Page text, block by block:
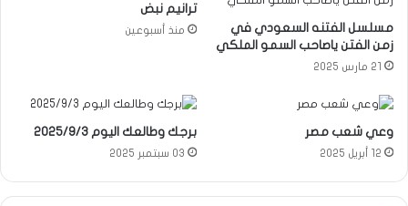
مسلسل الفتنه السعودي في
زمن الفتن ياصاحب السمو الملكي
21 مارس 2025
ترانيم نبض
منذ أسبوعين
وعي شعب مصر
12 أبريل 2025
برجك وطالعك اليوم 2025/9/3
03 سبتمبر 2025